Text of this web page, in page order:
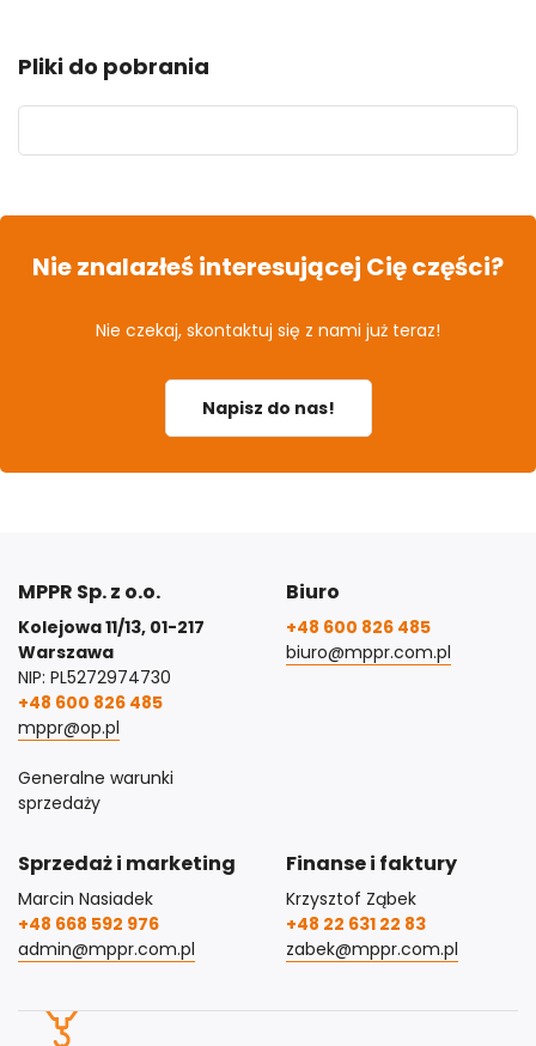
Pliki do pobrania
Nie znalazłeś interesującej Cię części?
Nie czekaj, skontaktuj się z nami już teraz!
Napisz do nas!
MPPR Sp. z o.o.
Kolejowa 11/13, 01-217
Warszawa
NIP: PL5272974730
+48 600 826 485
mppr@op.pl
Generalne warunki
sprzedaży
Biuro
+48 600 826 485
biuro@mppr.com.pl
Sprzedaż i marketing
Marcin Nasiadek
+48 668 592 976
admin@mppr.com.pl
Finanse i faktury
Krzysztof Ząbek
+48 22 631 22 83
zabek@mppr.com.pl